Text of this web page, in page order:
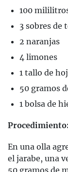
100
3 sobres de
2 naranjas
4 limones
1 tallo de
50 gramos
1 bolsa de
Procedimiento:
En una olla
el jarabe, una
50 gramos de